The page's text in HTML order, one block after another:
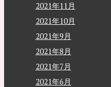
2021年11月
2021年10月
2021年9月
2021年8月
2021年7月
2021年6月